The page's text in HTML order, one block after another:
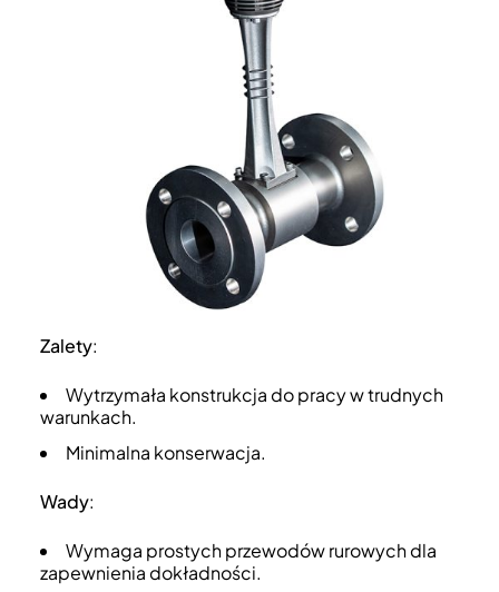
Zalety:
Wytrzymała konstrukcja do pracy w trudnych
warunkach.
Minimalna konserwacja.
Wady:
Wymaga prostych przewodów rurowych dla
zapewnienia dokładności.